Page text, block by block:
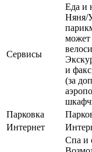
Сервисы
Еда и
Няня/
может
и
(за
Парковка
Интернет
Спа и